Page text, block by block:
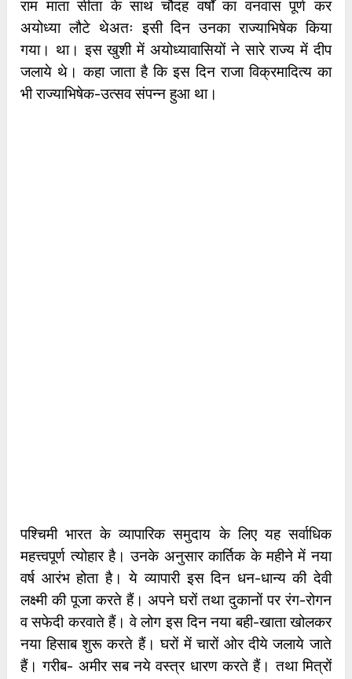
राम माता सीता के साथ चौदह वर्षों का वनवास पूर्ण कर
अयोध्या लौटे थेअतः इसी दिन उनका राज्याभिषेक किया
गया। था। इस खुशी में अयोध्यावासियों ने सारे राज्य में दीप
जलाये थे। कहा जाता है कि इस दिन राजा विक्रमादित्य का
भी राज्याभिषेक-उत्सव संपन्न हुआ था।
पश्चिमी भारत के व्यापारिक समुदाय के लिए यह सर्वाधिक
महत्त्वपूर्ण त्योहार है। उनके अनुसार कार्तिक के महीने में नया
वर्ष आरंभ होता है। ये व्यापारी इस दिन धन-धान्य की देवी
लक्ष्मी की पूजा करते हैं। अपने घरों तथा दुकानों पर रंग-रोगन
व सफेदी करवाते हैं। वे लोग इस दिन नया बही-खाता खोलकर
नया हिसाब शुरू करते हैं। घरों में चारों ओर दीये जलाये जाते
हैं। गरीब- अमीर सब नये वस्त्र धारण करते हैं। तथा मित्रों